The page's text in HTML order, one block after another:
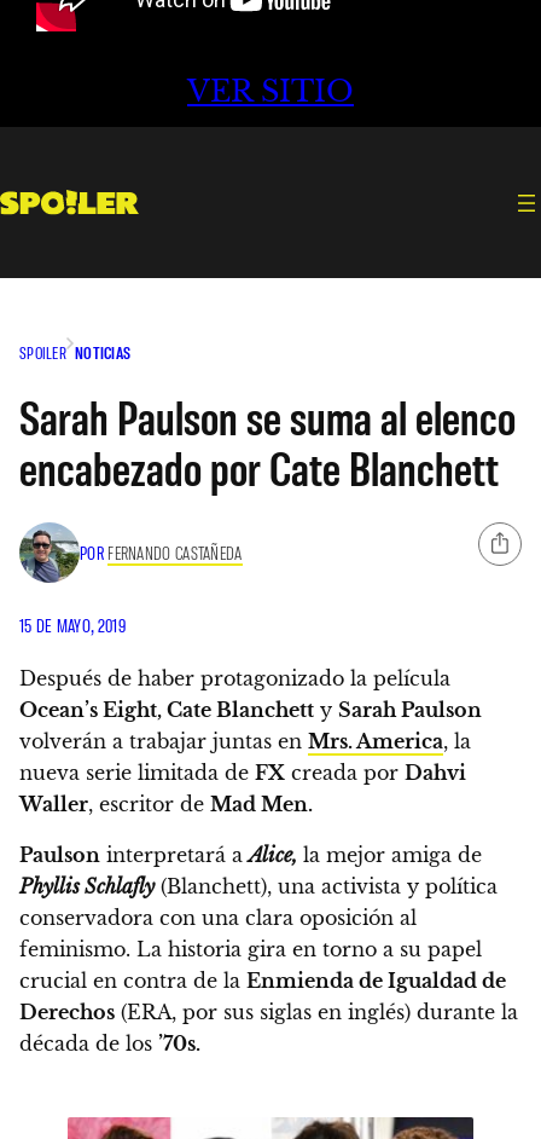
VER SITIO
SPOILER NOTICIAS
Sarah Paulson se suma al elenco
encabezado por Cate Blanchett
POR FERNANDO CASTAÑEDA
15 DE MAYO, 2019
Después de haber protagonizado la película
Ocean’s Eight, Cate Blanchett y Sarah Paulson
volverán a trabajar juntas en Mrs. America, la
nueva serie limitada de FX creada por Dahvi
Waller, escritor de Mad Men.
Paulson interpretará aAlice, la mejor amiga de
Phyllis Schlafly(Blanchett), una activista y política
conservadora con una clara oposición al
feminismo. La historia gira en torno a su papel
crucial en contra de la Enmienda de Igualdad de
Derechos (ERA, por sus siglas en inglés) durante la
década de los ’70s.